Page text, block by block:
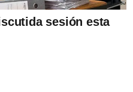
sesión esta